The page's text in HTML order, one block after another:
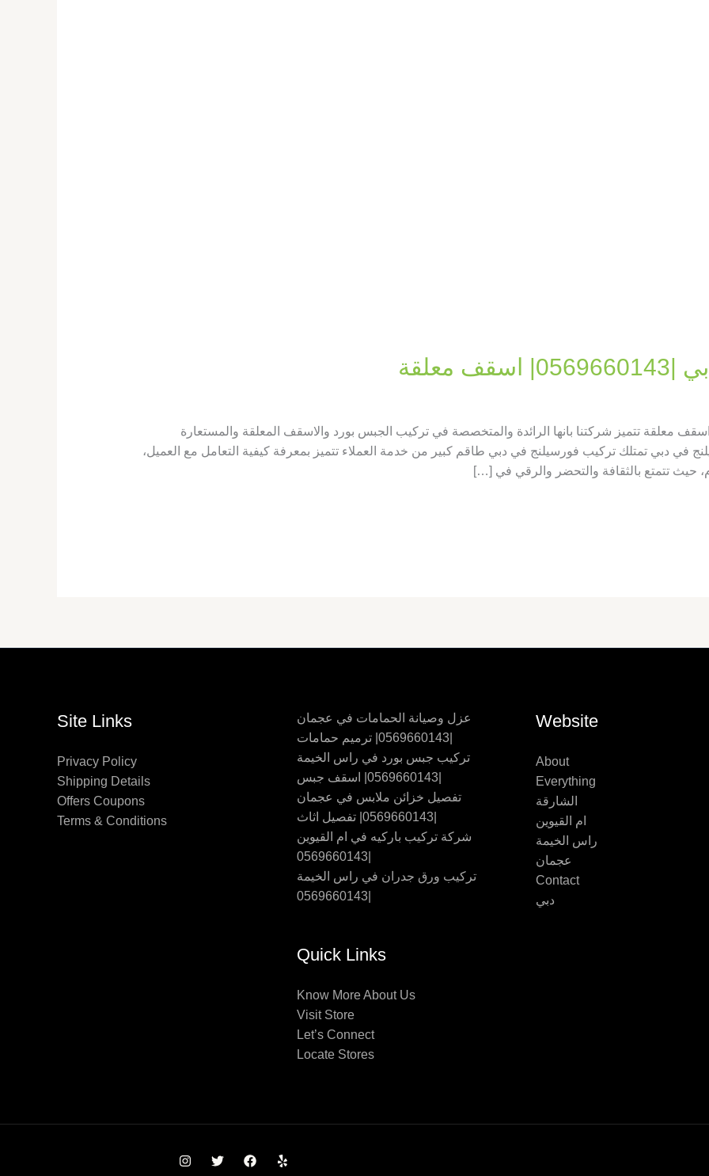
فورسيلنج في دبي |0569660143| اسقف معلقة تتميز شركتنا بانها الرائدة والمتخصصة في تركيب الجبس بورد والاسقف المعلقة والمستعارة
في دبي تمتلك تركيب فورسيلنج في دبي طاقم كبير من خدمة العملاء تتميز بمعرفة كيفية التعامل مع العميل،
حيث تتمتع بالثقافة والتحضر والرقي في […]
Website
About
Everything
الشارقة
ام القيوين
راس الخيمة
عجمان
Contact
دبي
عزل وصيانة الحمامات في عجمان
|0569660143| ترميم حمامات
تركيب جبس بورد في راس الخيمة
|0569660143| اسقف جبس
تفصيل خزائن ملابس في عجمان
|0569660143| تفصيل اثاث
شركة تركيب باركيه في ام القيوين
|0569660143
تركيب ورق جدران في راس الخيمة
|0569660143
Quick Links
Know More About Us
Visit Store
Let’s Connect
Locate Stores
Site Links
Privacy Policy
Shipping Details
Offers Coupons
Terms & Conditions